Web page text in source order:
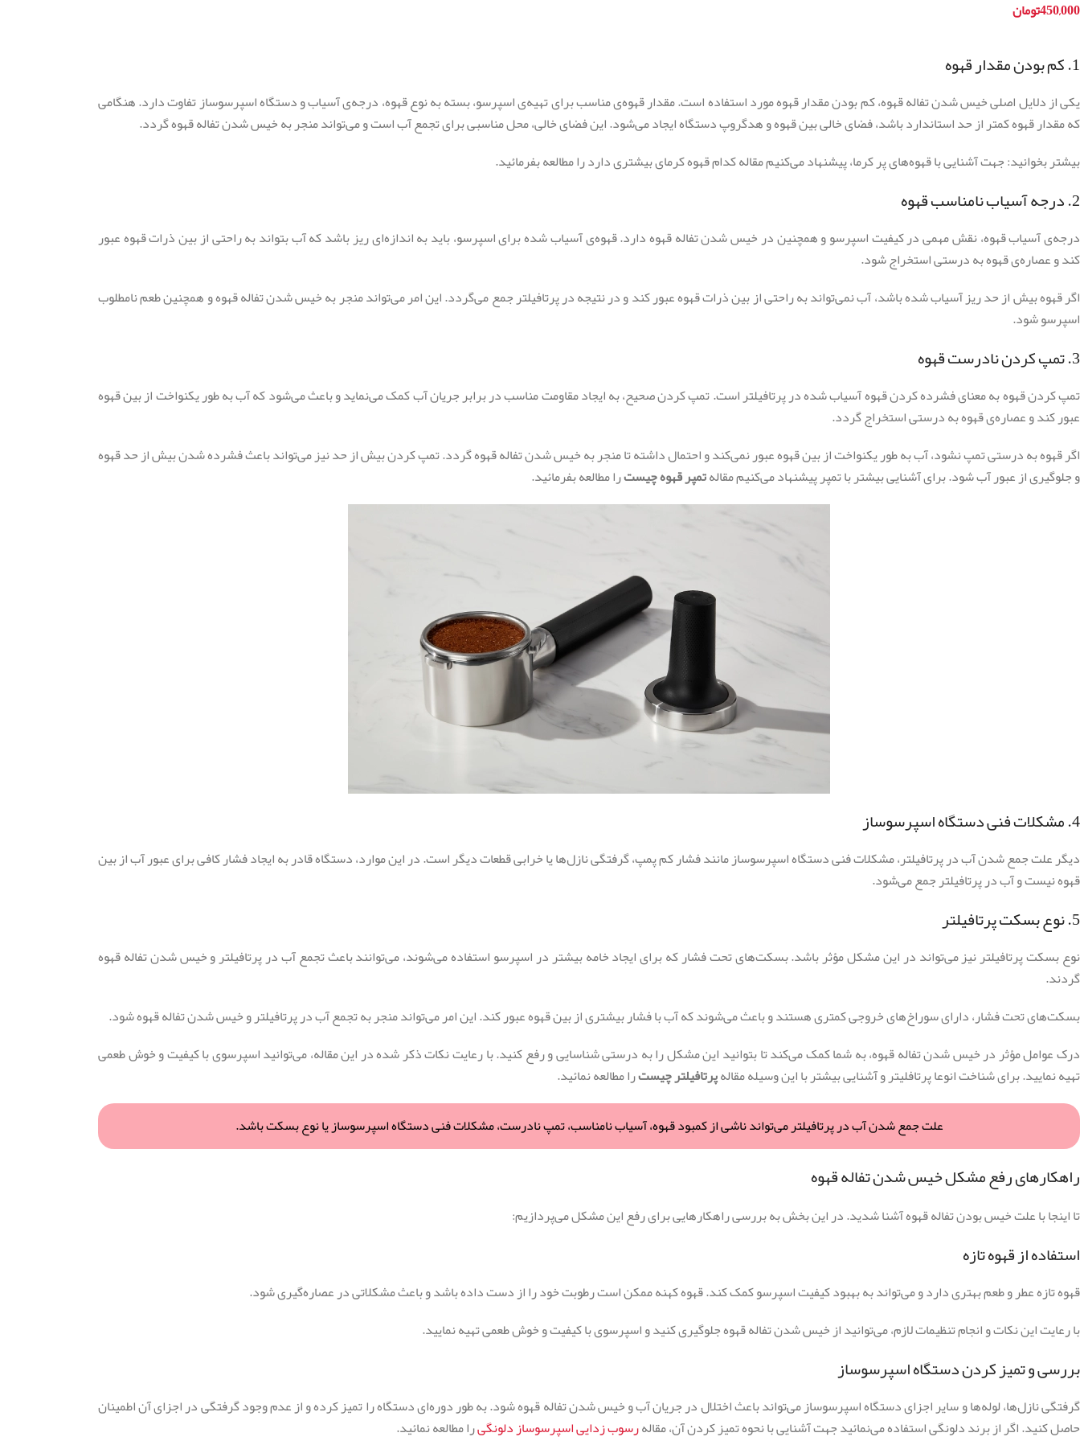
450,000تومان
1. کم بودن مقدار قهوه
یکی از دلایل اصلی خیس شدن تفاله قهوه، کم بودن مقدار قهوه مورد استفاده است. مقدار قهوه‌ی مناسب برای تهیه‌ی اسپرسو، بسته به نوع قهوه، درجه‌ی آسیاب و دستگاه اسپرسوساز تفاوت دارد. هنگامی
که مقدار قهوه کمتر از حد استاندارد باشد، فضای خالی بین قهوه و هدگروپ دستگاه ایجاد می‌شود. این فضای خالی، محل مناسبی برای تجمع آب است و می‌تواند منجر به خیس شدن تفاله قهوه گردد.
بیشتر بخوانید: جهت آشنایی با قهوه‌های پر کرما، پیشنهاد می‌کنیم مقالهکدام قهوه کرمای بیشتری دارد را مطالعه بفرمائید.
2. درجه آسیاب نامناسب قهوه
درجه‌ی آسیاب قهوه، نقش مهمی در کیفیت اسپرسو و همچنین در خیس شدن تفاله قهوه دارد. قهوه‌ی آسیاب شده برای اسپرسو، باید به اندازه‌ای ریز باشد که آب بتواند به راحتی از بین ذرات قهوه عبور
کند و عصاره‌ی قهوه به درستی استخراج شود.
اگر قهوه بیش از حد ریز آسیاب شده باشد، آب نمی‌تواند به راحتی از بین ذرات قهوه عبور کند و در نتیجه در پرتافیلتر جمع می‌‌گردد. این امر می‌تواند منجر به خیس شدن تفاله قهوه و همچنین طعم نامطلوب
اسپرسو شود.
3. تمپ کردن نادرست قهوه
تمپ کردن قهوه به معنای فشرده کردن قهوه آسیاب شده در پرتافیلتر است. تمپ کردن صحیح، به ایجاد مقاومت مناسب در برابر جریان آب کمک می‌‌نماید و باعث می‌شود که آب به طور یکنواخت از بین قهوه
عبور کند و عصاره‌ی قهوه به درستی استخراج گردد.
اگر قهوه به درستی تمپ نشود، آب به طور یکنواخت از بین قهوه عبور نمی‌کند و احتمال داشته تا منجر به خیس شدن تفاله قهوه گردد. تمپ کردن بیش از حد نیز می‌تواند باعث فشرده شدن بیش از حد قهوه
و جلوگیری از عبور آب شود. برای آشنایی بیشتر با تمپر پیشنهاد می‌کنیم مقالهتمپر قهوه چیسترا مطالعه بفرمائید.
4. مشکلات فنی دستگاه اسپرسوساز
دیگر علت جمع شدن آب در پرتافیلتر، مشکلات فنی دستگاه اسپرسوساز مانند فشار کم پمپ، گرفتگی نازل‌ها یا خرابی قطعات دیگر است. در این موارد، دستگاه قادر به ایجاد فشار کافی برای عبور آب از بین
قهوه نیست و آب در پرتافیلتر جمع می‌شود.
5. نوع بسکت پرتافیلتر
نوع بسکت پرتافیلتر نیز می‌تواند در این مشکل مؤثر باشد. بسکت‌های تحت فشار که برای ایجاد خامه بیشتر در اسپرسو استفاده می‌شوند، می‌توانند باعث تجمع آب در پرتافیلتر و خیس شدن تفاله قهوه
گردند.
بسکت‌های تحت فشار، دارای سوراخ‌های خروجی کمتری هستند و باعث می‌شوند که آب با فشار بیشتری از بین قهوه عبور کند. این امر می‌تواند منجر به تجمع آب در پرتافیلتر و خیس شدن تفاله قهوه شود.
درک عوامل مؤثر در خیس شدن تفاله قهوه، به شما کمک می‌کند تا بتوانید این مشکل را به درستی شناسایی و رفع کنید. با رعایت نکات ذکر شده در این مقاله، می‌توانید اسپرسوی با کیفیت و خوش طعمی
تهیه نمایید. برای شناخت انوعا پرتافلیتر و آشنایی بیشتر با این وسیله مقالهپرتافیلتر چیسترا مطالعه نمائید.
علت جمع شدن آب در پرتافیلتر می‌تواند ناشی از کمبود قهوه، آسیاب نامناسب، تمپ نادرست، مشکلات فنی دستگاه اسپرسوساز یا نوع بسکت باشد.
راهکارهای رفع مشکل خیس شدن تفاله قهوه
تا اینجا با علت خیس بودن تفاله قهوه آشنا شدید. در این بخش به بررسی راهکارهایی برای رفع این مشکل می‌پردازیم:
استفاده از قهوه تازه
قهوه تازه عطر و طعم بهتری دارد و می‌تواند به بهبود کیفیت اسپرسو کمک کند. قهوه کهنه ممکن است رطوبت خود را از دست داده باشد و باعث مشکلاتی در عصاره‌گیری شود.
با رعایت این نکات و انجام تنظیمات لازم، می‌توانید از خیس شدن تفاله قهوه جلوگیری کنید و اسپرسوی با کیفیت و خوش طعمی تهیه نمایید.
بررسی و تمیز کردن دستگاه اسپرسوساز
گرفتگی نازل‌ها، لوله‌ها و سایر اجزای دستگاه اسپرسوساز می‌تواند باعث اختلال در جریان آب و خیس شدن تفاله قهوه شود. به طور دوره‌ای دستگاه را تمیز کرده و از عدم وجود گرفتگی در اجزای آن اطمینان
حاصل کنید. اگر از برند دلونگی استفاده می‌نمائید جهت آشنایی با نحوه تمیز کردن آن، مقالهرسوب زدایی اسپرسوساز دلونگیرا مطالعه نمائید.